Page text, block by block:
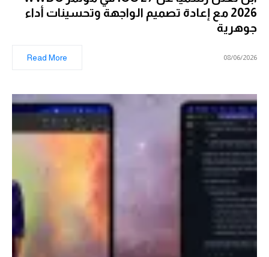
2026 مع إعادة تصميم الواجهة وتحسينات أداء
جوهرية
08/06/2026
Read More